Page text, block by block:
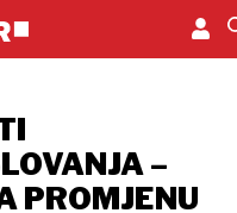
–
PROMJENU